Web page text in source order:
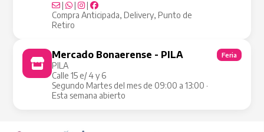
|
|
|
Compra Anticipada, Delivery, Punto de
Retiro
Mercado Bonaerense - PILA
PILA
Calle 15 e/ 4 y 6
Segundo Martes del mes de 09:00 a 13:00 ·
Esta semana abierto
Feria